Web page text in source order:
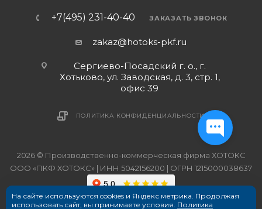
+7(495) 231-40-40 ЗАКАЗАТЬ ЗВОНОК
zakaz@hotoks-pkf.ru
Сергиево-Посадский г. о., г.
Хотьково, ул. Заводская, д. 3, стр. 1,
офис 39
ПОЛИТИКА КОНФИДЕНЦИАЛЬНОСТИ
2026 © Производственно-коммерческая фирма ХОТОКС
ООО «ПКФ ХОТОКС» | ИНН 5042156200 | ОГРН 1215000038637
На сайте используются cookies и Яндекс метрика. Продолжая
использовать сайт, вы принимаете условия. Политика